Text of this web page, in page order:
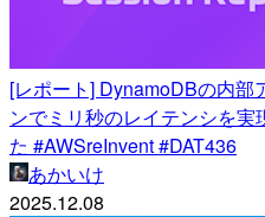
[レポート] DynamoDBの内部
ンでミリ秒のレイテンシを
た #AWSreInvent #DAT436
あかいけ
2025.12.08